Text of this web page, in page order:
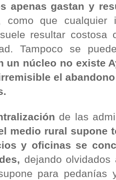
apenas gastan y
como que cualquier
resultar costosa
Tampoco se
un núcleo no existe
el
de las
medio rural supone
y oficinas se
dejando
para